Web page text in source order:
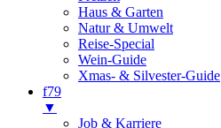
Haus & Garten
Natur & Umwelt
Reise-Special
Wein-Guide
Xmas- & Silvester-Guide
f79
▼
Job & Karriere